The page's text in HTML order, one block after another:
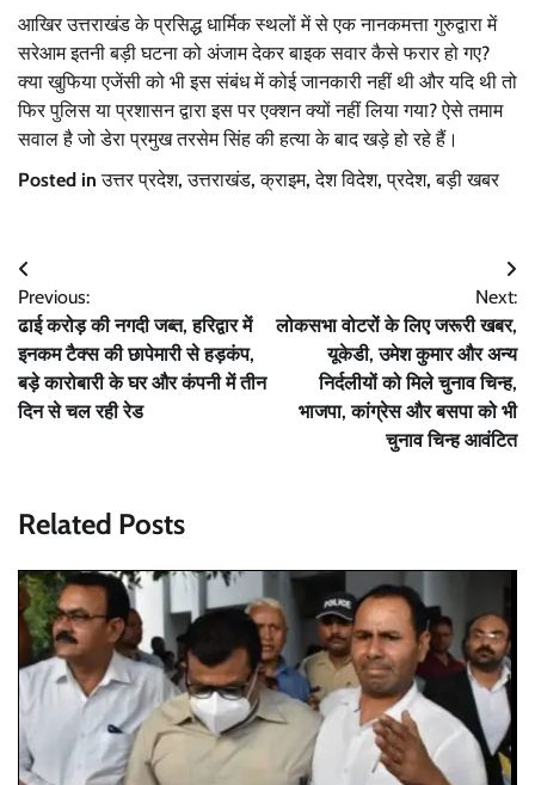
आखिर उत्तराखंड के प्रसिद्ध धार्मिक स्थलों में से एक नानकमत्ता गुरुद्वारा में
सरेआम इतनी बड़ी घटना को अंजाम देकर बाइक सवार कैसे फरार हो गए?
क्या खुफिया एजेंसी को भी इस संबंध में कोई जानकारी नहीं थी और यदि थी तो
फिर पुलिस या प्रशासन द्वारा इस पर एक्शन क्यों नहीं लिया गया? ऐसे तमाम
सवाल है जो डेरा प्रमुख तरसेम सिंह की हत्या के बाद खड़े हो रहे हैं।
Posted inउत्तर प्रदेश,उत्तराखंड,क्राइम,देश विदेश,प्रदेश,बड़ी खबर
Post
navigation
Previous:
ढाई करोड़ की नगदी जब्त, हरिद्वार में
इनकम टैक्स की छापेमारी से हड़कंप,
बड़े कारोबारी के घर और कंपनी में तीन
दिन से चल रही रेड
Next:
लोकसभा वोटरों के लिए जरूरी खबर,
यूकेडी, उमेश कुमार और अन्य
निर्दलीयों को मिले चुनाव चिन्ह,
भाजपा, कांग्रेस और बसपा को भी
चुनाव चिन्ह आवंटित
Related Posts